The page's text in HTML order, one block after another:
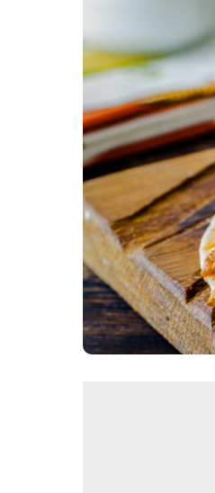
Мясо по-французьки
Шинка
Рецепти із фаршу